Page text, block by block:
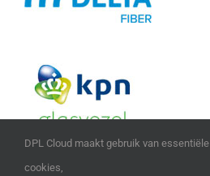
DPL Cloud maakt gebruik van essentiële
cookies,